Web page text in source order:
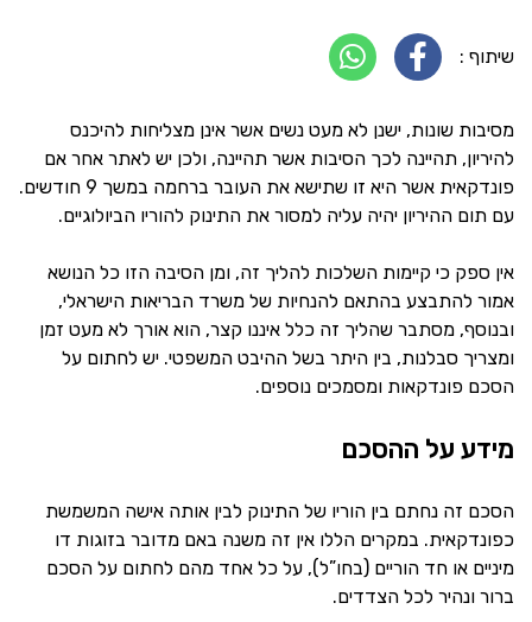
שיתוף :
מסיבות שונות, ישנן לא מעט נשים אשר אינן מצליחות להיכנס
להיריון, תהיינה לכך הסיבות אשר תהיינה, ולכן יש לאתר אחר אם
פונדקאית אשר היא זו שתישא את העובר ברחמה במשך 9 חודשים.
עם תום ההיריון יהיה עליה למסור את התינוק להוריו הביולוגיים.
אין ספק כי קיימות השלכות להליך זה, ומן הסיבה הזו כל הנושא
אמור להתבצע בהתאם להנחיות של משרד הבריאות הישראלי,
ובנוסף, מסתבר שהליך זה כלל איננו קצר, הוא אורך לא מעט זמן
ומצריך סבלנות, בין היתר בשל ההיבט המשפטי. יש לחתום על
הסכם פונדקאות ומסמכים נוספים.
מידע על ההסכם
הסכם זה נחתם בין הוריו של התינוק לבין אותה אישה המשמשת
כפונדקאית. במקרים הללו אין זה משנה באם מדובר בזוגות דו
מיניים או חד הוריים (בחו”ל), על כל אחד מהם לחתום על הסכם
ברור ונהיר לכל הצדדים.